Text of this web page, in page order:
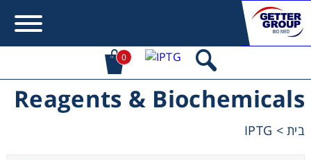
0
Reagents & Biochemicals
בית>
IPTG
Error:Contact form not found.